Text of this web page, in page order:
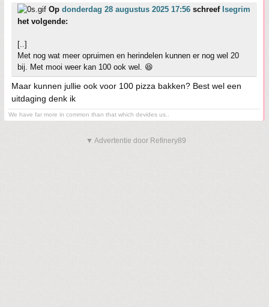
Op donderdag 28 augustus 2025 17:56 schreef Isegrim
het volgende:
[..]
Met nog wat meer opruimen en herindelen kunnen er nog wel 20
bij. Met mooi weer kan 100 ook wel. 😆
Maar kunnen jullie ook voor 100 pizza bakken? Best wel een
uitdaging denk ik
We have far more in common than that which devides us..
▼ Advertentie door Refinery89